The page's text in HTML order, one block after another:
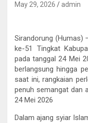
May 29, 2026 admin
Sirandorung (Humas)
ke-51 Tingkat
pada tanggal 24 Mei
berlangsung hingga
saat ini, rangkaian
penuh semangat dan
24 Mei 2026
Dalam ajang syiar